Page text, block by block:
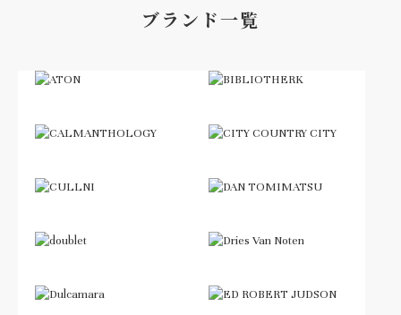
ブランド一覧